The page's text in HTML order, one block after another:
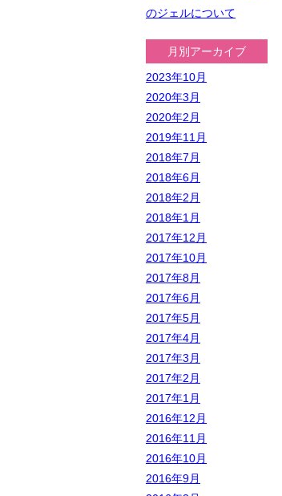
のジェルについて
月別アーカイブ
2023年10月
2020年3月
2020年2月
2019年11月
2018年7月
2018年6月
2018年2月
2018年1月
2017年12月
2017年10月
2017年8月
2017年6月
2017年5月
2017年4月
2017年3月
2017年2月
2017年1月
2016年12月
2016年11月
2016年10月
2016年9月